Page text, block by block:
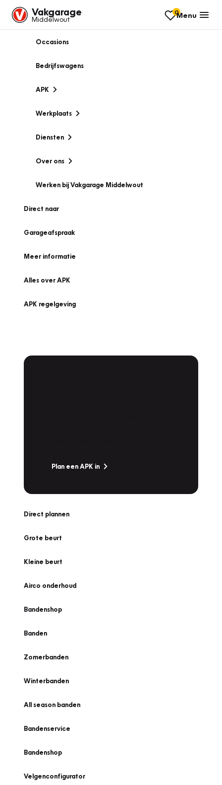
Vakgarage
Middelwout
0Menu
Occasions
Bedrijfswagens
APK
Werkplaats
Diensten
Over ons
Werken bij Vakgarage Middelwout
Direct naar
Garageafspraak
Meer informatie
Alles over APK
APK regelgeving
Plan een APK in
Direct plannen
Grote beurt
Kleine beurt
Airco onderhoud
Bandenshop
Banden
Zomerbanden
Winterbanden
All season banden
Bandenservice
Bandenshop
Velgenconfigurator